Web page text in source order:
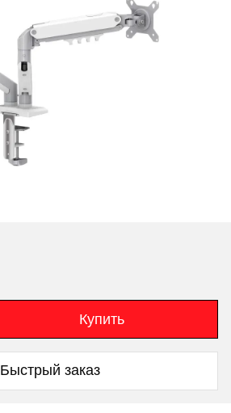
Купить
Быстрый заказ